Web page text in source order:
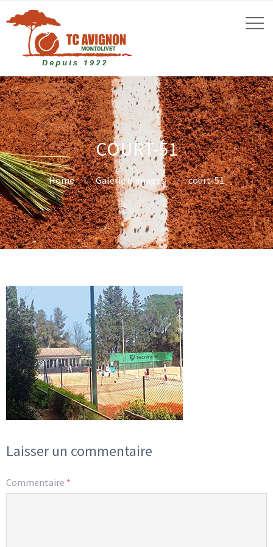
COURT-51
Home Galerie d’images court-51
Laisser un commentaire
Commentaire *